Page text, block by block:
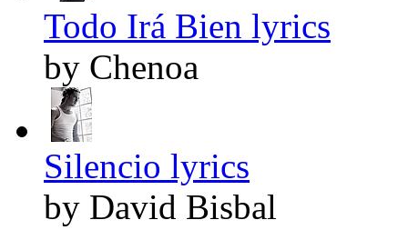
Todo Irá Bien lyrics
by Chenoa
Silencio lyrics
by David Bisbal